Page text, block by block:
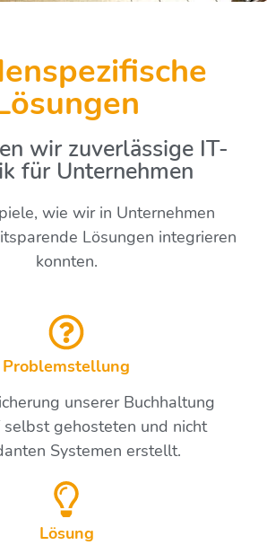
wir zuverlässige IT-
für Unternehmen
wie wir in Unternehmen
Lösungen integrieren
konnten.
Problemstellung
unserer Buchhaltung
gehosteten und nicht
Systemen erstellt.
Lösung